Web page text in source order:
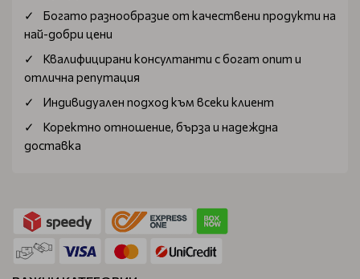
Богатo разнообразие от качествени продукти на
най-добри цени
Квалифицирани консултанти с богат опит и
отлична репутация
Индивидуален подход към всеки клиент
Коректно отношение, бърза и надеждна
доставка